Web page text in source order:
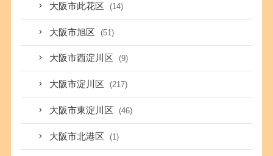
大阪市此花区 (14)
大阪市旭区 (51)
大阪市西淀川区 (9)
大阪市淀川区 (217)
大阪市東淀川区 (46)
大阪市北港区 (1)